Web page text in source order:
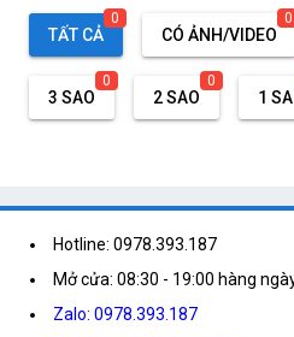
TẤT CẢ
0
CÓ ẢNH/VIDEO
0
3 SAO
0
2 SAO
0
1
Hotline: 0978.393.187
Mở cửa: 08:30 - 19:00 hàng
Zalo: 0978.393.187